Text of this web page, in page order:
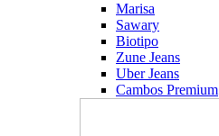
Marisa
Sawary
Biotipo
Zune Jeans
Uber Jeans
Cambos Premium